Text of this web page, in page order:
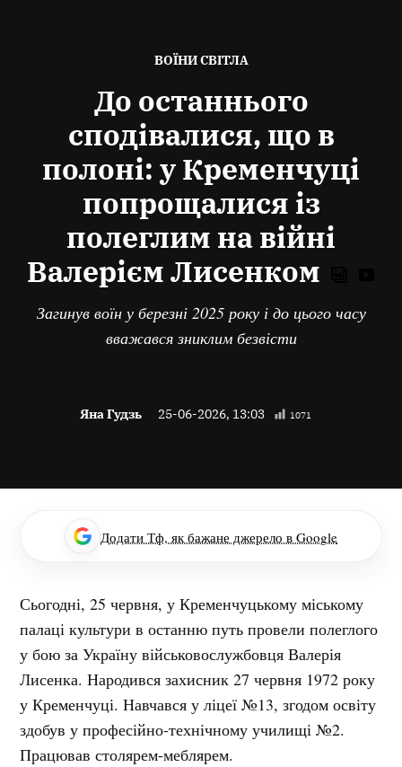
ОПУБЛІКОВАНО
ВОЇНИ СВІТЛА
До останнього
сподівалися, що в
полоні: у Кременчуці
попрощалися із
полеглим на війні
Валерієм Лисенком
Загинув воїн у березні 2025 року і до цього часу
вважався зниклим безвісти
Яна Гудзь 25-06-2026, 13:03 1071
Додати Тф, як бажане джерело в Google
Сьогодні, 25 червня, у Кременчуцькому міському
палаці культури в останню путь провели полеглого
у бою за Україну військовослужбовця Валерія
Лисенка. Народився захисник 27 червня 1972 року
у Кременчуці. Навчався у ліцеї №13, згодом освіту
здобув у професійно-технічному училищі №2.
Працював столярем-меблярем.